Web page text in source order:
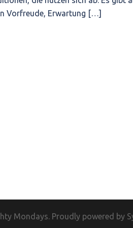
Vorfreude, Erwartung […]
Mondays. Proudly powered by